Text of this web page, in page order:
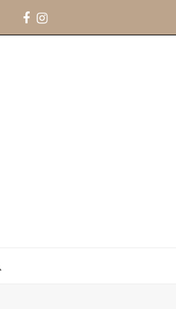
Facebook
Instagram